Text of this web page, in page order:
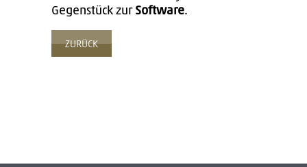
Gegenstück zurSoftware.
ZURÜCK